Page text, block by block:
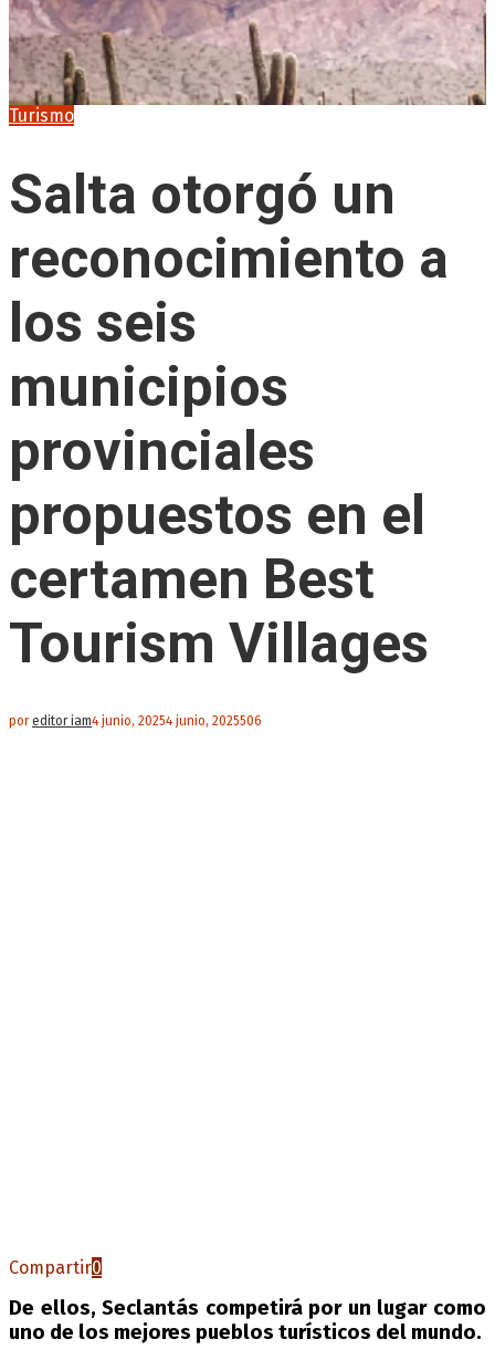
Turismo
Salta otorgó un
reconocimiento a
los seis
municipios
provinciales
propuestos en el
certamen Best
Tourism Villages
poreditor iam4 junio, 20254 junio, 2025506
Compartir0
De ellos, Seclantás competirá por un lugar como
uno de los mejores pueblos turísticos del mundo.